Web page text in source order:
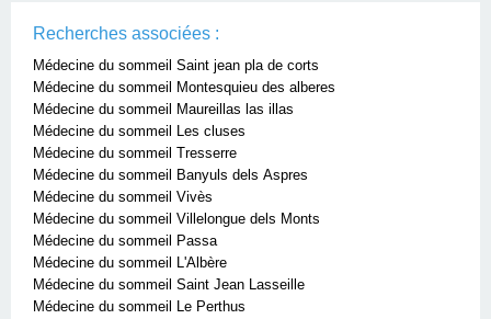
Recherches associées :
Médecine du sommeil Saint jean pla de corts
Médecine du sommeil Montesquieu des alberes
Médecine du sommeil Maureillas las illas
Médecine du sommeil Les cluses
Médecine du sommeil Tresserre
Médecine du sommeil Banyuls dels Aspres
Médecine du sommeil Vivès
Médecine du sommeil Villelongue dels Monts
Médecine du sommeil Passa
Médecine du sommeil L'Albère
Médecine du sommeil Saint Jean Lasseille
Médecine du sommeil Le Perthus